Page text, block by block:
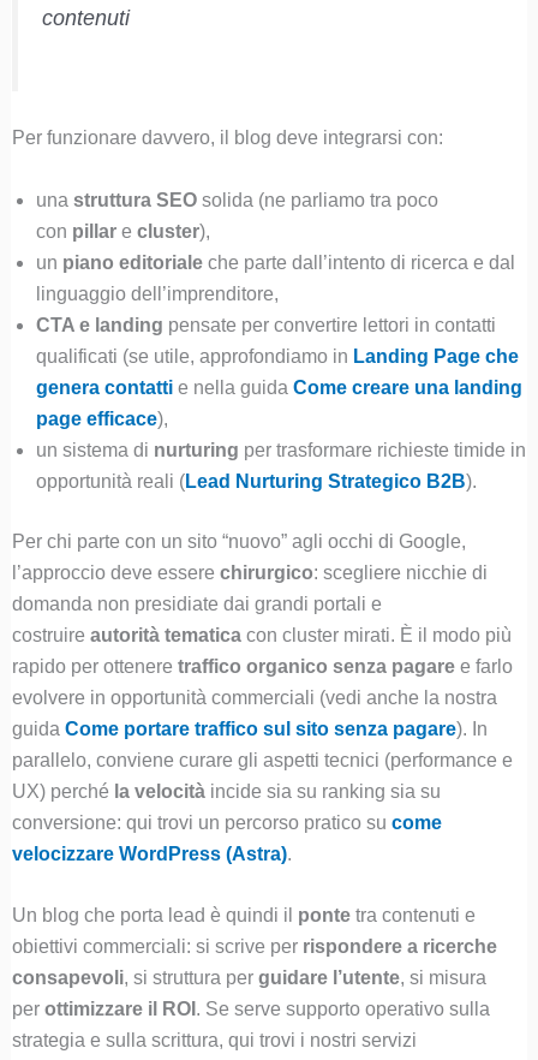
contenuti
Per funzionare davvero, il blog deve integrarsi con:
una struttura SEOsolida (ne parliamo tra poco
con pillare cluster),
un piano editorialeche parte dall’intento di ricerca e dal
linguaggio dell’imprenditore,
CTA e landing pensate per convertire lettori in contatti
qualificati (se utile, approfondiamo in Landing Page che
genera contattie nella guida Come creare una landing
page efficace),
un sistema di nurturing per trasformare richieste timide in
opportunità reali (Lead Nurturing Strategico B2B).
Per chi parte con un sito “nuovo” agli occhi di Google,
l’approccio deve essere chirurgico: scegliere nicchie di
domanda non presidiate dai grandi portali e
costruire autorità tematicacon cluster mirati. È il modo più
rapido per ottenere traffico organico senza pagaree farlo
evolvere in opportunità commerciali (vedi anche la nostra
guida Come portare traffico sul sito senza pagare). In
parallelo, conviene curare gli aspetti tecnici (performance e
UX) perché la velocitàincide sia su ranking sia su
conversione: qui trovi un percorso pratico su come
velocizzare WordPress (Astra).
Un blog che porta lead è quindi il pontetra contenuti e
obiettivi commerciali: si scrive per rispondere a ricerche
consapevoli, si struttura per guidare l’utente, si misura
per ottimizzare il ROI . Se serve supporto operativo sulla
strategia e sulla scrittura, qui trovi i nostri servizi